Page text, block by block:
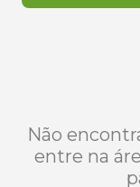
Não
entre na